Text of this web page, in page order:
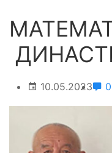
10.05.2023 0